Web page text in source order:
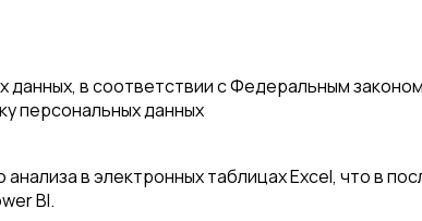
в соответствии с Федеральным
персональных данных
в электронных таблицах Excel, что в
BI.